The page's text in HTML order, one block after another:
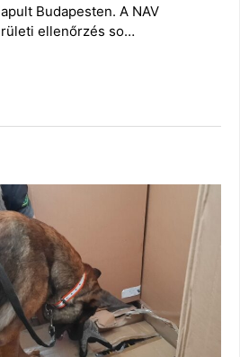
Budapesten. A NAV
ellenőrzés so…